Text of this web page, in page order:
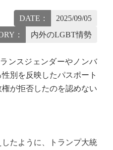
DATE：
2025/09/05
：
内外のLGBT情勢
ンスジェンダーやノンバ
別を反映したパスポート
が拒否したのを認めない
たように、トランプ大統